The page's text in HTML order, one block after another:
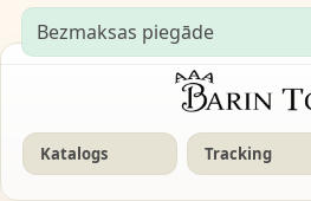
Bezmaksas piegāde
Katalogs Tracking